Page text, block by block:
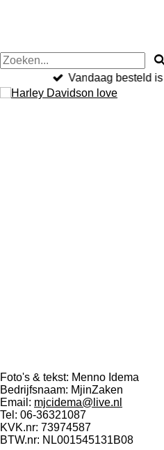
Vandaag besteld
Foto's & tekst: Menno Idema
Bedrijfsnaam: MjinZaken
Email: mjcidema@live.nl
Tel: 06-36321087
KVK.nr: 73974587
BTW.nr: NL001545131B08